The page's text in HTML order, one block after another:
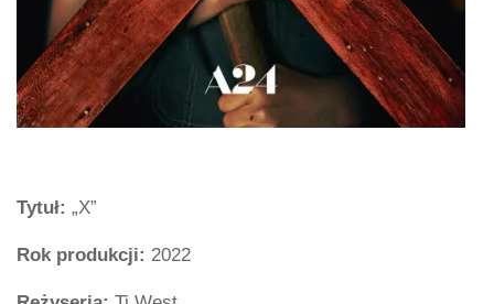
Tytuł: „X”
Rok produkcji: 2022